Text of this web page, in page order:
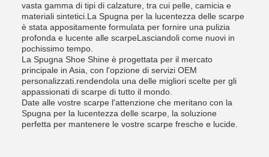
vasta gamma di tipi di calzature, tra cui pelle, camicia e
materiali sintetici.La Spugna per la lucentezza delle scarpe
è stata appositamente formulata per fornire una pulizia
profonda e lucente alle scarpeLasciandoli come nuovi in
pochissimo tempo.
La Spugna Shoe Shine è progettata per il mercato
principale in Asia, con l'opzione di servizi OEM
personalizzati.rendendola una delle migliori scelte per gli
appassionati di scarpe di tutto il mondo.
Date alle vostre scarpe l'attenzione che meritano con la
Spugna per la lucentezza delle scarpe, la soluzione
perfetta per mantenere le vostre scarpe fresche e lucide.